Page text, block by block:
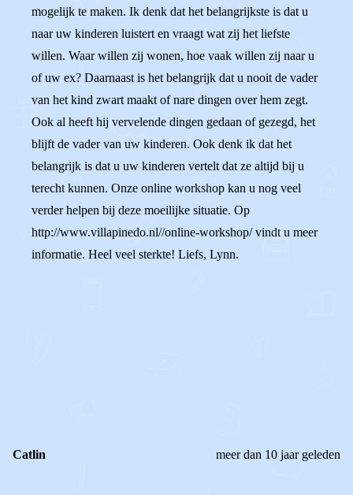
mogelijk te maken. Ik denk dat het belangrijkste is dat u
naar uw kinderen luistert en vraagt wat zij het liefste
willen. Waar willen zij wonen, hoe vaak willen zij naar u
of uw ex? Daarnaast is het belangrijk dat u nooit de vader
van het kind zwart maakt of nare dingen over hem zegt.
Ook al heeft hij vervelende dingen gedaan of gezegd, het
blijft de vader van uw kinderen. Ook denk ik dat het
belangrijk is dat u uw kinderen vertelt dat ze altijd bij u
terecht kunnen. Onze online workshop kan u nog veel
verder helpen bij deze moeilijke situatie. Op
http://www.villapinedo.nl//online-workshop/ vindt u meer
informatie. Heel veel sterkte! Liefs, Lynn.
Catlin meer dan 10 jaar geleden